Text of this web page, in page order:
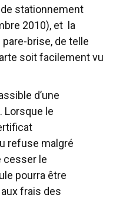
stationnement
2010), et la
brise, de telle
soit facilement vu
d’une
Lorsque le
refuse malgré
cesser le
pourra être
frais des